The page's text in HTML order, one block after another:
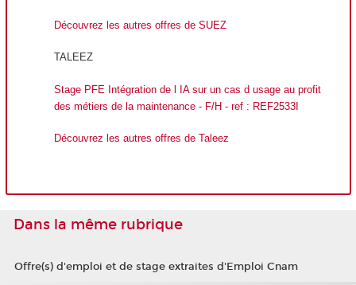
Découvrez les autres offres de SUEZ
TALEEZ
Stage PFE Intégration de l IA sur un cas d usage au profit
des métiers de la maintenance - F/H - ref : REF2533I
Découvrez les autres offres de Taleez
Dans la même rubrique
Offre(s) d'emploi et de stage extraites d'Emploi Cnam